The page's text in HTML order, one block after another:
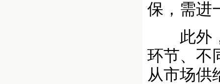
保，需进
此外，
环节、不
从市场供